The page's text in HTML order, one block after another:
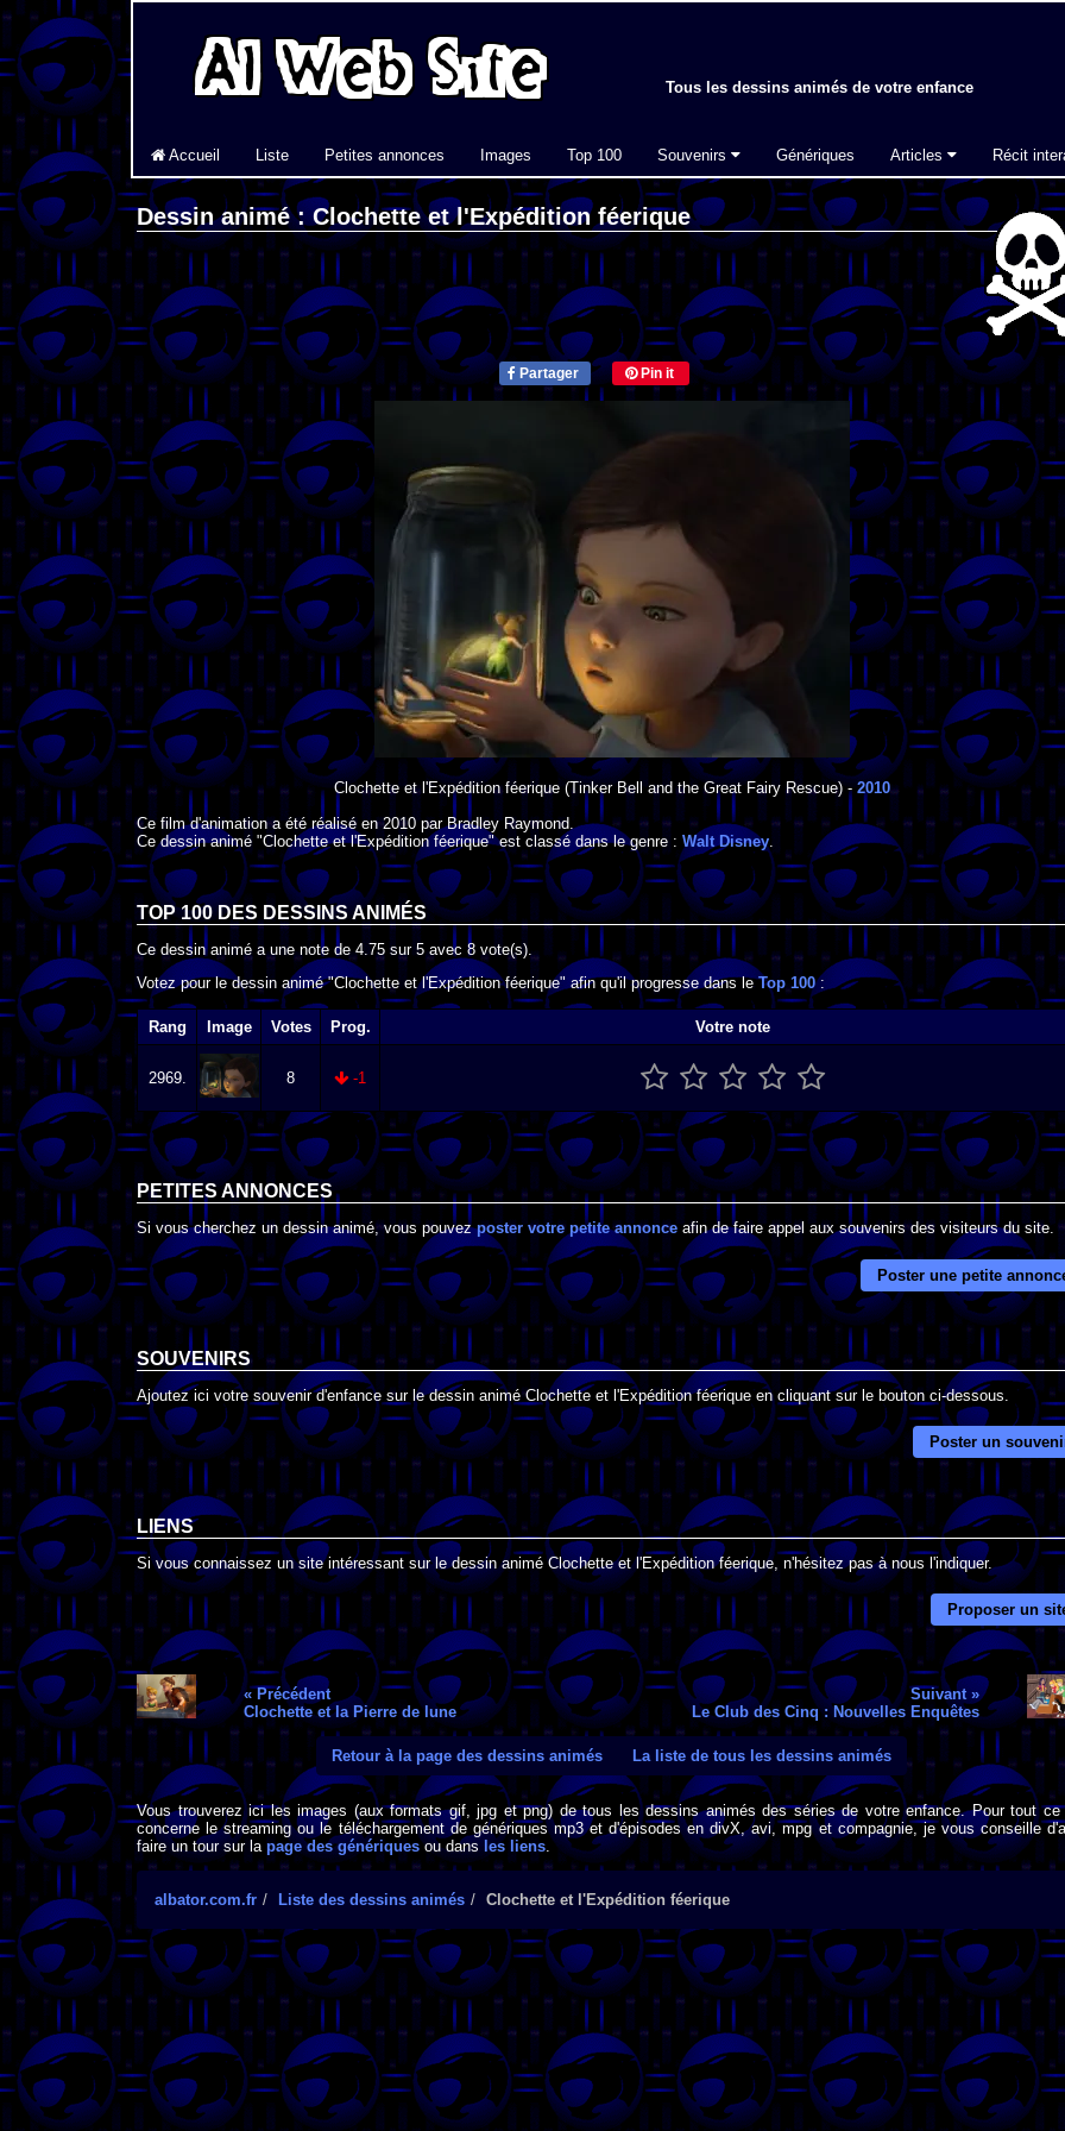
Tous les dessins animés de votre enfance
Accueil Liste Petites annonces Images Top 100 Souvenirs Génériques Articles Récit
Dessin animé : Clochette et l'Expédition féerique
Partager Pin it
Clochette et l'Expédition féerique(Tinker Bell and the Great Fairy Rescue) -2010
Ce film d'animation a été réalisé en2010parBradley Raymond.
Ce dessin animé "Clochette et l'Expédition féerique" est classé dans le genre : Walt Disney.
TOP 100 DES DESSINS ANIMÉS
Ce dessin animé a une note de 4.75 sur 5 avec 8 vote(s).
Votez pour le dessin animé "Clochette et l'Expédition féerique" afin qu'il progresse dans leTop 100:
Rang Image Votes Prog. Votre note
2969. 8 -1
PETITES ANNONCES
Si vous cherchez un dessin animé, vous pouvezposter votre petite annonce afin de faire appel aux souvenirs des visiteurs du site.
Poster une petite
SOUVENIRS
Ajoutez ici votre souvenir d'enfance sur le dessin animé Clochette et l'Expédition féerique en cliquant sur le bouton ci-dessous.
Poster un
LIENS
Si vous connaissez un site intéressant sur le dessin animé Clochette et l'Expédition féerique, n'hésitez pas à nous l'indiquer.
Proposer un
« Précédent
Clochette et la Pierre de lune
Suivant »
Le Club des Cinq : Nouvelles Enquêtes
Retour à la page des dessins animés La liste de tous les dessins animés
Vous trouverez ici les images (aux formats gif, jpg et png) de tous les dessins animés des séries de votre enfance. Pour tout ce
concerne le streaming ou le téléchargement de génériques mp3 et d'épisodes en divX, avi, mpg et compagnie, je vous conseille
faire un tour sur la page des génériquesou dans les liens
albator.com.fr Liste des dessins animés Clochette et l'Expédition féerique